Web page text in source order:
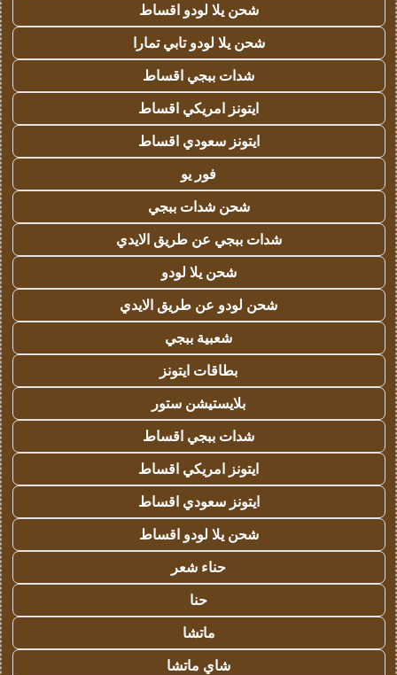
شحن يلا لودو اقساط
شحن يلا لودو تابي تمارا
شدات ببجي اقساط
ايتونز امريكي اقساط
ايتونز سعودي اقساط
فور يو
شحن شدات ببجي
شدات ببجي عن طريق الايدي
شحن يلا لودو
شحن لودو عن طريق الايدي
شعبية ببجي
بطاقات ايتونز
بلايستيشن ستور
شدات ببجي اقساط
ايتونز امريكي اقساط
ايتونز سعودي اقساط
شحن يلا لودو اقساط
حناء شعر
حنا
ماتشا
شاي ماتشا